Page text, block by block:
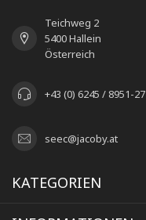
Teichweg 2
5400 Hallein
Österreich
+43 (0) 6245 / 8951-27
seec@jacoby.at
KATEGORIEN